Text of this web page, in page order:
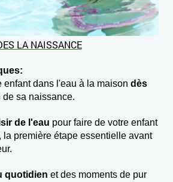
LA NAISSANCE
enfant dans l'eau à la maison dès
de sa naissance.
de l'eau pour faire de votre enfant
la première étape essentielle avant
quotidien et des moments de pur